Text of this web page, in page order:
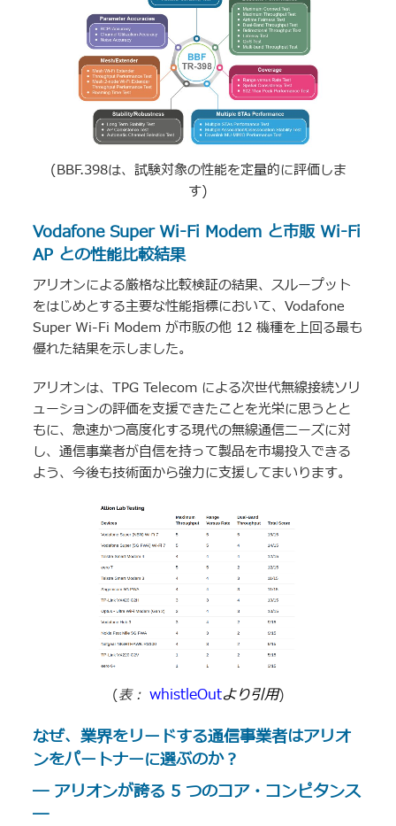
(BBF.398は、試験対象の性能を定量的に評価しま
す)
Vodafone Super Wi-Fi Modem と市販 Wi-Fi
AP との性能比較結果
アリオンによる厳格な比較検証の結果、スループット
をはじめとする主要な性能指標において、Vodafone
Super Wi-Fi Modem が市販の他 12 機種を上回る最も
優れた結果を示しました。
アリオンは、TPG Telecom による次世代無線接続ソリ
ューションの評価を支援できたことを光栄に思うとと
もに、急速かつ高度化する現代の無線通信ニーズに対
し、通信事業者が自信を持って製品を市場投入できる
よう、今後も技術面から強力に支援してまいります。
(表： whistleOutより引用)
なぜ、業界をリードする通信事業者はアリオ
ンをパートナーに選ぶのか？
― アリオンが誇る 5 つのコア・コンピタンス
―